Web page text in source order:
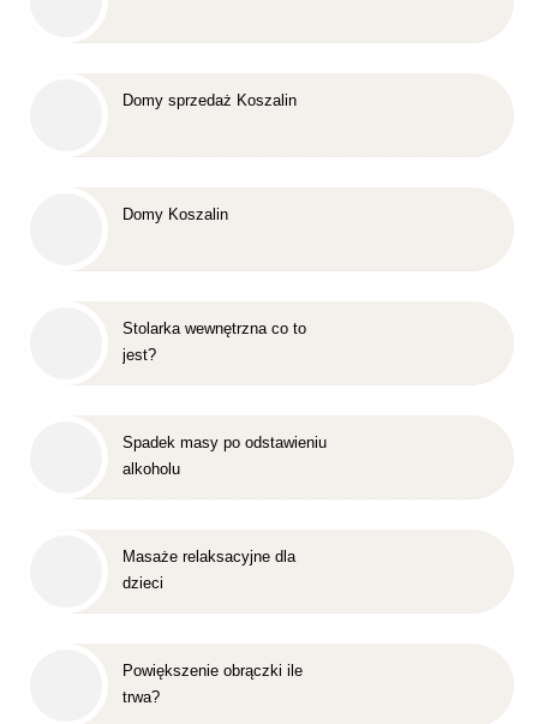
Domy sprzedaż Koszalin
Domy Koszalin
Stolarka wewnętrzna co to
jest?
Spadek masy po odstawieniu
alkoholu
Masaże relaksacyjne dla
dzieci
Powiększenie obrączki ile
trwa?